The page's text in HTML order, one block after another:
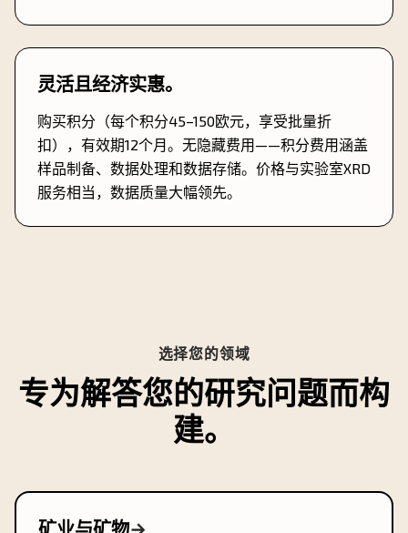
灵活且经济实惠。
购买积分（每个积分45–150欧元，享受批量折
扣），有效期12个月。无隐藏费用——积分费用涵盖
样品制备、数据处理和数据存储。价格与实验室XRD
服务相当，数据质量大幅领先。
选择您的领域
专为解答您的研究问题而构
建。
矿业与矿物→